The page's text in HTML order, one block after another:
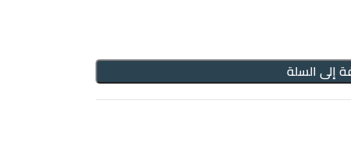
إلى السلة